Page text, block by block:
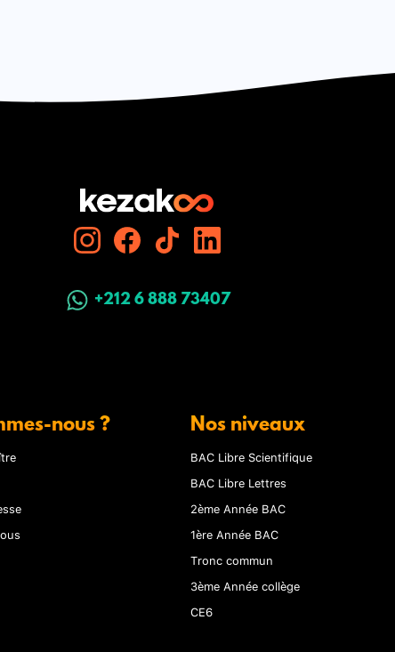
+212 6 888 73407
nous ? Nos niveaux
BAC Libre Scientifique
BAC Libre Lettres
2ème Année BAC
1ère Année BAC
Tronc commun
3ème Année collège
CE6